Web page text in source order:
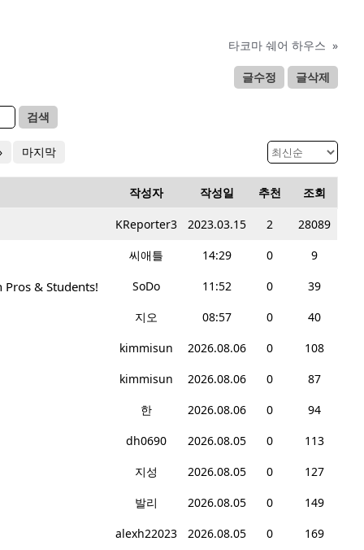
타코마 쉐어 하우스 »
글수정 글삭제
검색
마지막
작성자 작성일 추천 조회
KReporter3 2023.03.15 2
28089
씨애틀
14:29 0 9
Pros & Students! SoDo 11:52 0
39
지오
08:57 0
40
kimmisun
2026.08.06 0
108
kimmisun
2026.08.06 0
87
한
2026.08.06 0
94
dh0690
2026.08.05 0
113
지성
2026.08.05 0
127
발리
2026.08.05 0
149
alexh22023
2026.08.05 0
169